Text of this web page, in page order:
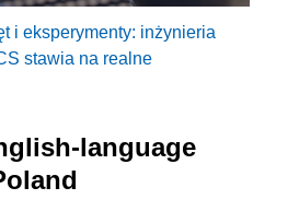
i eksperymenty: inżynieria
stawia na realne
language